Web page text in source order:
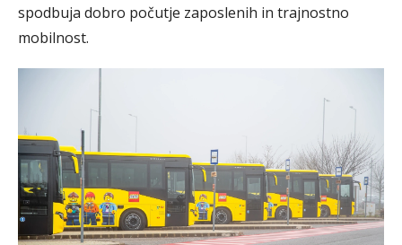
spodbuja dobro počutje zaposlenih in trajnostno
mobilnost.